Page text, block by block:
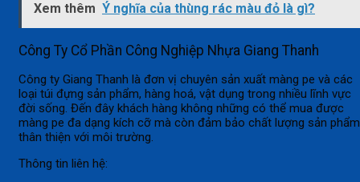
Xem thêm Ý nghĩa của thùng rác màu đỏ là gì?
Công Ty Cổ Phần Công Nghiệp Nhựa Giang Thanh
Công ty Giang Thanh là đơn vị chuyên sản xuất màng pe và các
loại túi đựng sản phẩm, hàng hoá, vật dụng trong nhiều lĩnh vực
đời sống. Đến đây khách hàng không những có thể mua được
màng pe đa dạng kích cỡ mà còn đảm bảo chất lượng sản phẩm
thân thiện với môi trường.
Thông tin liên hệ: